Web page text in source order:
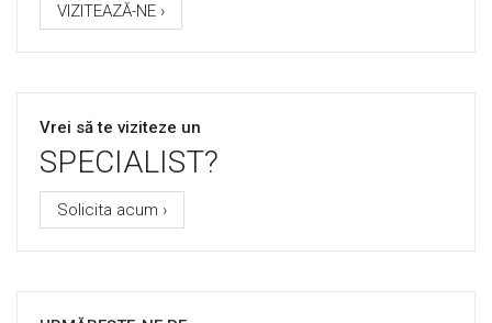
VIZITEAZĂ-NE ›
Vrei să te viziteze un
SPECIALIST?
Solicita acum ›